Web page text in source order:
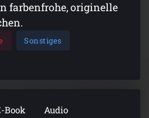
farbenfrohe, originelle
Sonstiges
Book Audio